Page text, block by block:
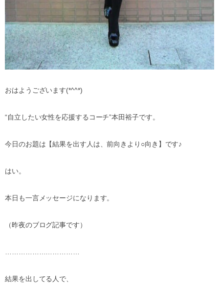
おはようございます(*^^*)
“自立したい女性を応援するコーチ”本田裕子です。
今日のお題は【結果を出す人は、前向きより○向き】です♪
はい。
本日も一言メッセージになります。
（昨夜のブログ記事です）
結果を出してる人で、